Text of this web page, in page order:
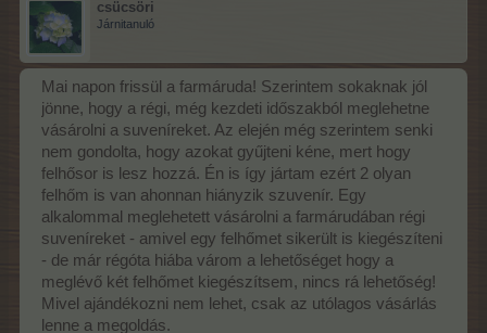
csücsöri
Járnitanuló
Mai napon frissül a farmáruda! Szerintem sokaknak jól
jönne, hogy a régi, még kezdeti időszakból meglehetne
vásárolni a suveníreket. Az elején még szerintem senki
nem gondolta, hogy azokat gyűjteni kéne, mert hogy
felhősor is lesz hozzá. Én is így jártam ezért 2 olyan
felhőm is van ahonnan hiányzik szuvenír. Egy
alkalommal meglehetett vásárolni a farmárudában régi
suveníreket - amivel egy felhőmet sikerült is kiegészíteni
- de már régóta hiába várom a lehetőséget hogy a
meglévő két felhőmet kiegészítsem, nincs rá lehetőség!
Mivel ajándékozni nem lehet, csak az utólagos vásárlás
lenne a megoldás.